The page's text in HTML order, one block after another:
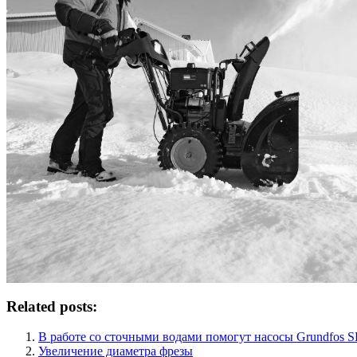
Related posts:
В работе со сточными водами помогут насосы Grundfos
Увеличение диаметра фрезы